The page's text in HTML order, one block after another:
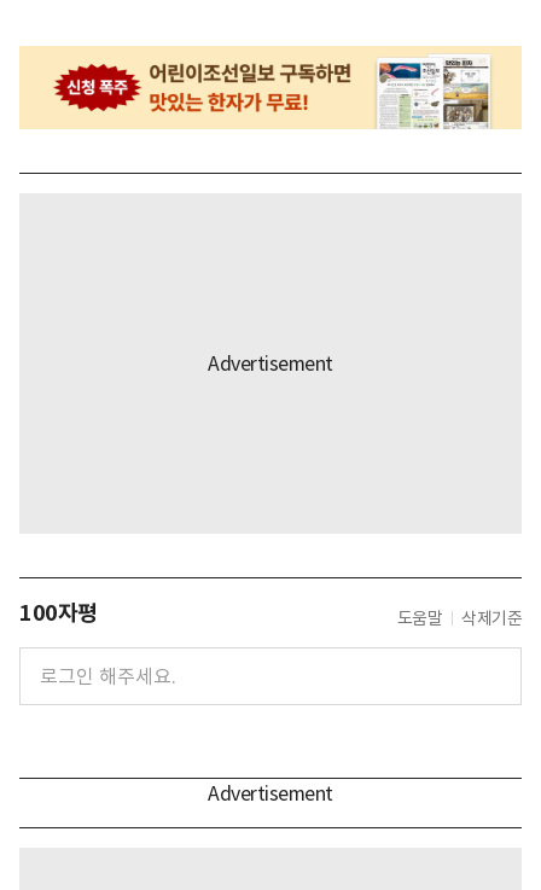
100자평 도움말 삭제기준